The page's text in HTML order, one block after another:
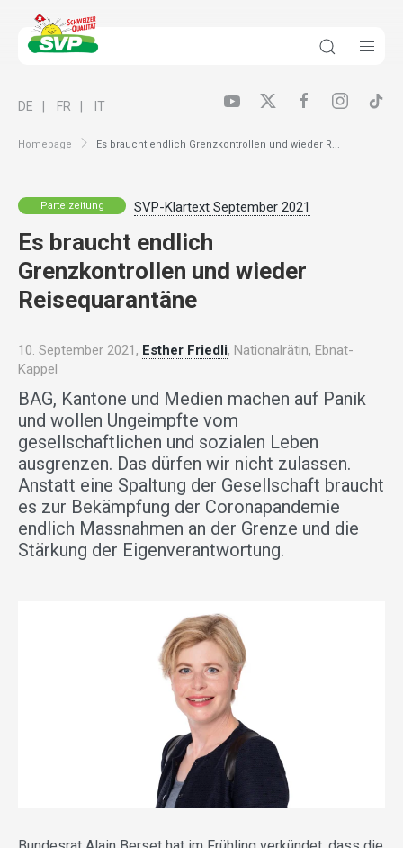
Homepage Es braucht endlich Grenzkontrollen und wieder R...
DE FR IT
Parteizeitung SVP-Klartext September 2021
Es braucht endlich
Grenzkontrollen und wieder
Reisequarantäne
10. September 2021, Esther Friedli, Nationalrätin, Ebnat-
Kappel
BAG, Kantone und Medien machen auf Panik
und wollen Ungeimpfte vom
gesellschaftlichen und sozialen Leben
ausgrenzen. Das dürfen wir nicht zulassen.
Anstatt eine Spaltung der Gesellschaft braucht
es zur Bekämpfung der Coronapandemie
endlich Massnahmen an der Grenze und die
Stärkung der Eigenverantwortung.